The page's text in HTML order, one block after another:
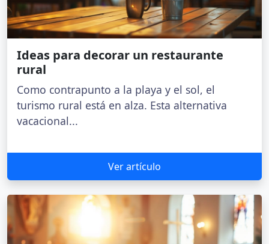
Ideas para decorar un restaurante
rural
Como contrapunto a la playa y el sol, el
turismo rural está en alza. Esta alternativa
vacacional...
Ver artículo